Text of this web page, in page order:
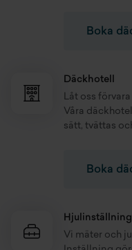
däckverkstad i Vetlanda
Däckhotell &
Förvara dina
vårt däckhotell erbjuder
hjulen tvättas,
och begagnade. Vi
friktionsdäck och
Boka
Däckhotell
Låt oss
Våra
sätt, tvättas
Boka
Hjulinställning
Vi mäter och